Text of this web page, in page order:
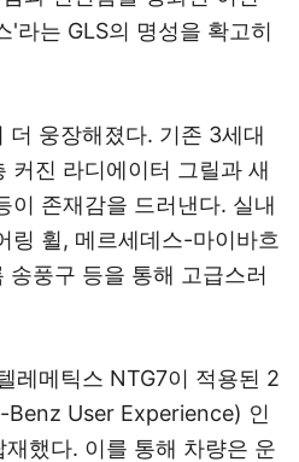
'라는 GLS의 명성을 확고히
더 웅장해졌다. 기존 3세대
커진 라디에이터 그릴과 새
이 존재감을 드러낸다. 실내
링 휠, 메르세데스-마이바흐
송풍구 등을 통해 고급스러
레메틱스 NTG7이 적용된 2
User Experience) 인
했다. 이를 통해 차량은 운